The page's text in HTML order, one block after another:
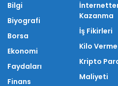
Bilgi
Biyografi
Borsa
Ekonomi
Faydaları
Finans
Kazanma
İş Fikirleri
Kilo Verme
Kripto
Maliyeti